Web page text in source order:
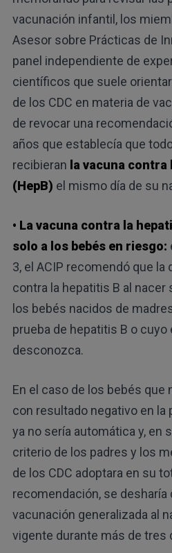
vacunación infantil, los
Asesor sobre Prácticas de
panel independiente de
científicos que suele
de los CDC en materia de
de revocar una
años que establecía que
recibieran la vacuna
(HepB) el mismo día de su
• La vacuna contra la
solo a los bebés en riesgo:
3, el ACIP recomendó que la
contra la hepatitis B al nacer
los bebés nacidos de
prueba de hepatitis B o
desconozca.
En el caso de los bebés que
con resultado negativo en la
ya no sería automática y, en
criterio de los padres y los
de los CDC adoptara en su
recomendación, se desharía
vacunación generalizada al
vigente durante más de tres